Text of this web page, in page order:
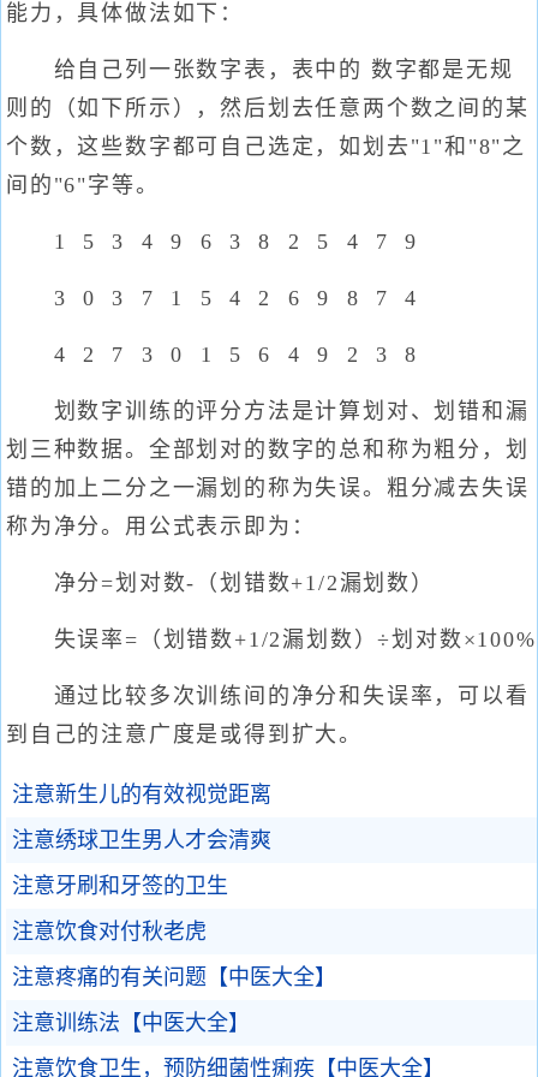
能力，具体做法如下：
给自己列一张数字表，表中的 数字都是无规
则的（如下所示），然后划去任意两个数之间的某
个数，这些数字都可自己选定，如划去"1"和"8"之
间的"6"字等。
1 5 3 4 9 6 3 8 2 5 4 7 9
3 0 3 7 1 5 4 2 6 9 8 7 4
4 2 7 3 0 1 5 6 4 9 2 3 8
划数字训练的评分方法是计算划对、划错和漏
划三种数据。全部划对的数字的总和称为粗分，划
错的加上二分之一漏划的称为失误。粗分减去失误
称为净分。用公式表示即为：
净分=划对数-（划错数+1/2漏划数）
失误率=（划错数+1/2漏划数）÷划对数×100%
通过比较多次训练间的净分和失误率，可以看
到自己的注意广度是或得到扩大。
注意新生儿的有效视觉距离
注意绣球卫生男人才会清爽
注意牙刷和牙签的卫生
注意饮食对付秋老虎
注意疼痛的有关问题【中医大全】
注意训练法【中医大全】
注意饮食卫生，预防细菌性痢疾【中医大全】